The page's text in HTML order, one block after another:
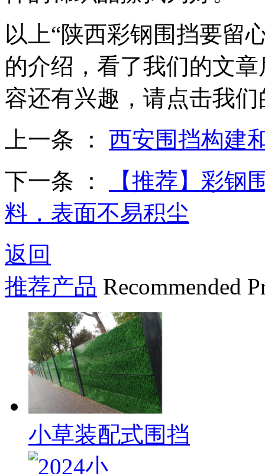
以上“陕西彩钢围挡要留
的介绍，看了我们的文
容还有兴趣，请点击我
上一条 ： 西安围挡构建
下一条 ：
【推荐】彩钢
料，表面不易积尘
返回
推荐产品 Recommended
小草装配式围挡